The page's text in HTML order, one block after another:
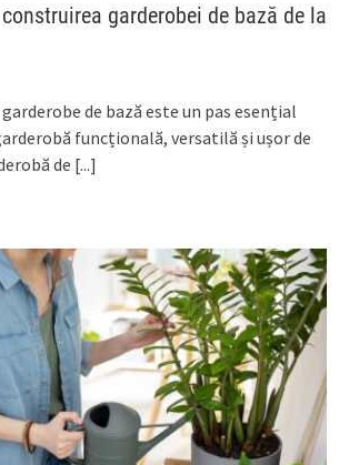
garderobei de bază de la
de bază este un pas esențial
funcțională, versatilă și ușor de
de [...]